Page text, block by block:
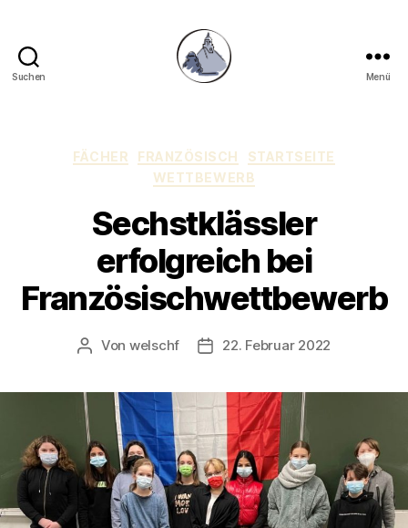
Suchen Menü
Kategorien
FÄCHER FRANZÖSISCH
STARTSEITE
WETTBEWERB
Sechstklässler
erfolgreich bei
Französischwettbewerb
Beitragsautor
Von welschf Veröffentlichungsdatum
22. Februar 2022